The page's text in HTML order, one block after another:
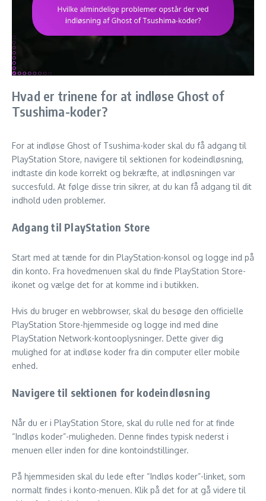
Hvad er trinene for at indløse Ghost of
Tsushima-koder?
For at indløse Ghost of Tsushima-koder skal du få adgang til
PlayStation Store, navigere til sektionen for kodeindløsning,
indtaste din kode korrekt og bekræfte, at indløsningen var
succesfuld. At følge disse trin sikrer, at du kan få adgang til dit
indhold uden problemer.
Adgang til PlayStation Store
Start med at tænde for din PlayStation-konsol og logge ind på
din konto. Fra hovedmenuen skal du finde PlayStation Store-
ikonet og vælge det for at komme ind i butikken.
Hvis du bruger en webbrowser, skal du besøge den officielle
PlayStation Store-hjemmeside og logge ind med dine
PlayStation Network-kontooplysninger. Dette giver dig
mulighed for at indløse koder fra din computer eller mobile
enhed.
Navigere til sektionen for kodeindløsning
Når du er i PlayStation Store, skal du rulle ned for at finde
“Indløs koder”-muligheden. Denne findes typisk nederst i
menuen eller inden for dine kontoindstillinger.
På hjemmesiden skal du lede efter “Indløs koder”-linket, som
normalt findes i konto-menuen. Klik på det for at gå videre til